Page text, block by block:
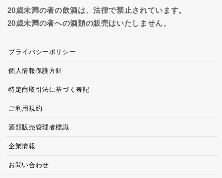
20歳未満の者の飲酒は、法律で禁止されています。
20歳未満の者への酒類の販売はいたしません。
プライバシーポリシー
個人情報保護方針
特定商取引法に基づく表記
ご利用規約
酒類販売管理者標識
企業情報
お問い合わせ